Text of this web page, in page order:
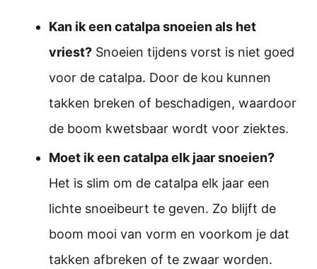
Kan ik een catalpa snoeien als het
vriest? Snoeien tijdens vorst is niet goed
voor de catalpa. Door de kou kunnen
takken breken of beschadigen, waardoor
de boom kwetsbaar wordt voor ziektes.
Moet ik een catalpa elk jaar snoeien?
Het is slim om de catalpa elk jaar een
lichte snoeibeurt te geven. Zo blijft de
boom mooi van vorm en voorkom je dat
takken afbreken of te zwaar worden.